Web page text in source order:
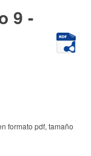
9 -
formato pdf, tamaño